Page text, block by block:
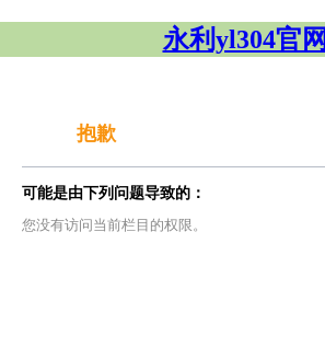
永利yl304官网
抱歉
可能是由下列问题导致的：
您没有访问当前栏目的权限。